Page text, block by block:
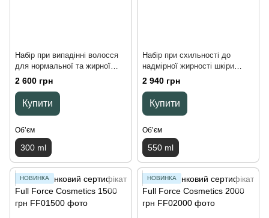
Набір при випадінні волосся
для нормальної та жирної
шкіри голови HAIR LOSS
ACTIVE BALANCE SET, 300
ml
2 600 грн
Купити
Обʼєм
300 ml
Набір при схильності до
надмірної жирності шкіри
голови SEBUM BALANCE
SCALP SET, 550 ml
2 940 грн
Купити
Обʼєм
550 ml
НОВИНКА НОВИНКА